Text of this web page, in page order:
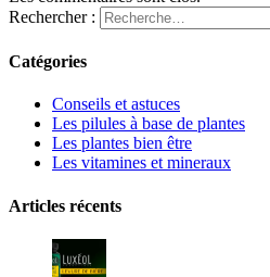
Rechercher :
Catégories
Conseils et astuces
Les pilules à base de plantes
Les plantes bien être
Les vitamines et mineraux
Articles récents